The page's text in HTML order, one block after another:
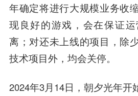
年确定将进行大规模业务收
现良好的游戏，会在保证
离；对还未上线的项目，除
技术项目外，均会关停。
2024年3月14日，朝夕光年开